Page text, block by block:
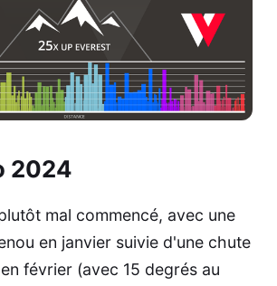
2024
mal commencé, avec une
en janvier suivie d'une chute
février (avec 15 degrés au